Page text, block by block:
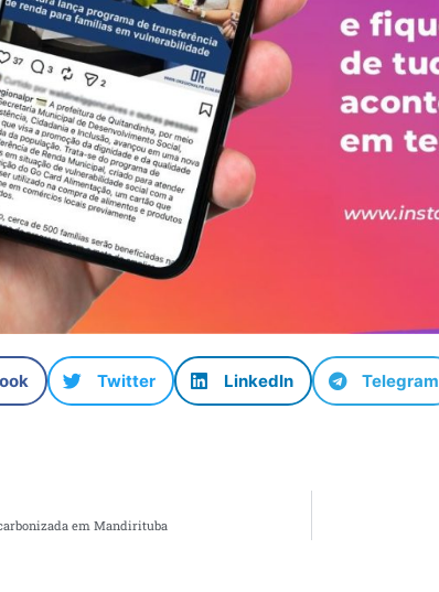
Twitter LinkedIn Telegram
em Mandirituba